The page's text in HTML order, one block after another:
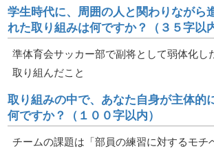
学生時代に、周囲の人と関わりながら
れた取り組みは何ですか？（３５字以
準体育会サッカー部で副将として弱体化し
取り組んだこと
取り組みの中で、あなた自身が主体的
何ですか？（１００字以内）
チームの課題は「部員の練習に対するモチ